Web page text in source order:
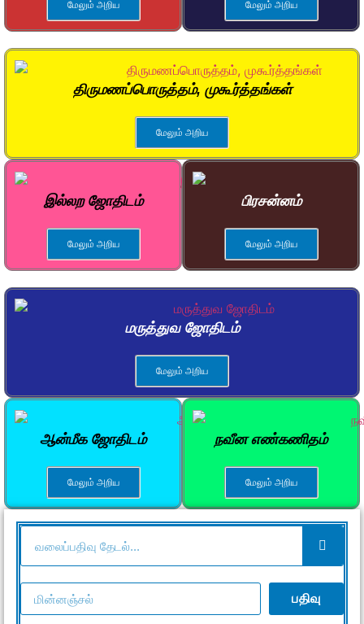
மேலும் அறிய மேலும் அறிய
திருமணப்பொருத்தம், முகூர்த்தங்கள்
மேலும் அறிய
இல்லற ஜோதிடம்
மேலும் அறிய
பிரசன்னம்
மேலும் அறிய
மருத்துவ ஜோதிடம்
மேலும் அறிய
ஆன்மீக ஜோதிடம்
மேலும் அறிய
நவீன எண்கணிதம்
மேலும் அறிய
பதிவு